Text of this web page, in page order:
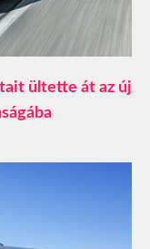
ültette át az új